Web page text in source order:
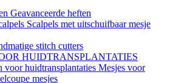
Geavanceerde heften
Scalpels met uitschuifbaar mesje
stitch cutters
HUIDTRANSPLANTATIES
voor huidtransplantaties Mesjes voor
mesjes